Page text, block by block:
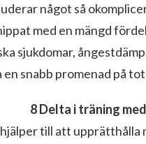
något så
med en mängd
sjukdomar,
en snabb promenad på
8 Delta i träning
till att upprätthålla